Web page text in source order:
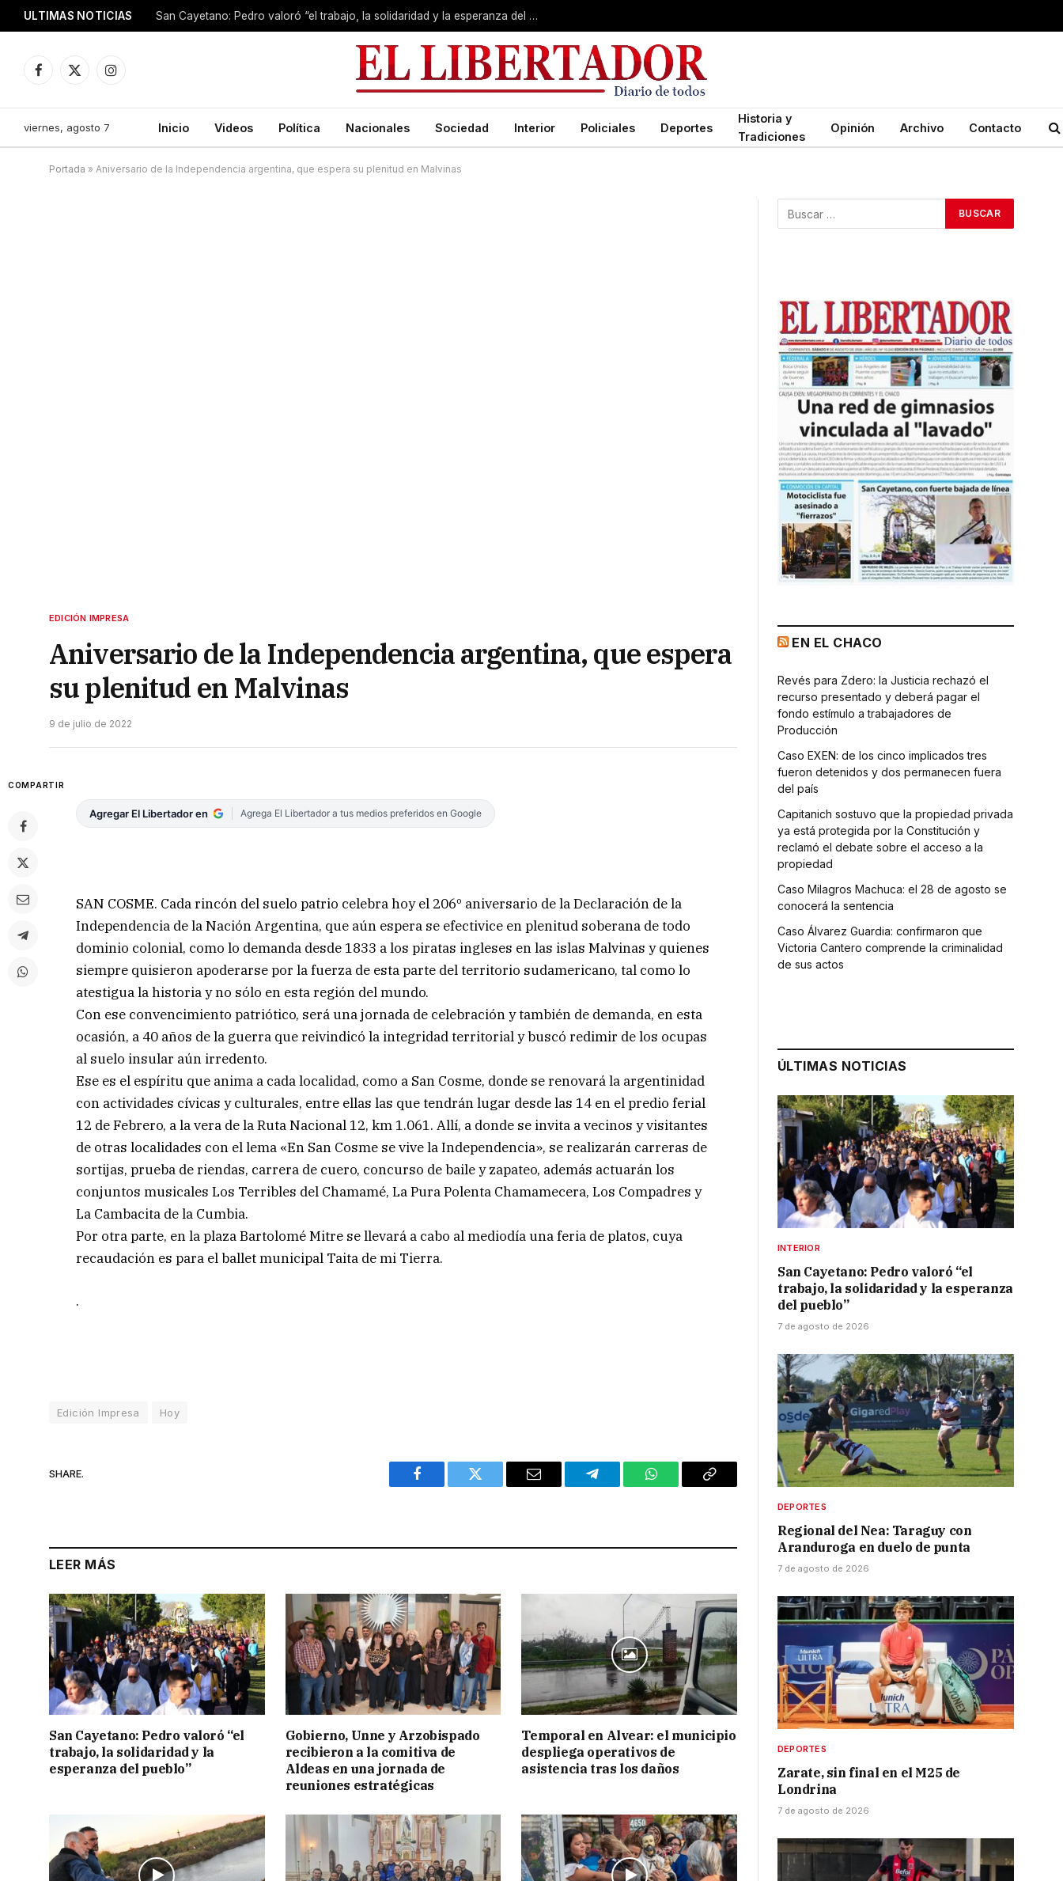
ULTIMAS NOTICIAS San Cayetano: Pedro valoró “el trabajo, la solidaridad y la esperanza del pueblo”
Facebook
X
Instagram
viernes, agosto 7 Inicio Videos Política Nacionales Sociedad Interior Policiales Deportes
Historia y
Tradiciones
Opinión Archivo Contacto
Portada » Aniversario de la Independencia argentina, que espera su plenitud en Malvinas
EDICIÓN IMPRESA
Aniversario de la Independencia argentina, que espera
su plenitud en Malvinas
9 de julio de 2022
COMPARTIR
Agregar El Libertador en Agrega El Libertador a tus medios preferidos en Google
SAN COSME. Cada rincón del suelo patrio celebra hoy el 206º aniversario de la Declaración de la
Independencia de la Nación Argentina, que aún espera se efectivice en plenitud soberana de todo
dominio colonial, como lo demanda desde 1833 a los piratas ingleses en las islas Malvinas y quienes
siempre quisieron apoderarse por la fuerza de esta parte del territorio sudamericano, tal como lo
atestigua la historia y no sólo en esta región del mundo.
Con ese convencimiento patriótico, será una jornada de celebración y también de demanda, en esta
ocasión, a 40 años de la guerra que reivindicó la integridad territorial y buscó redimir de los ocupas
al suelo insular aún irredento.
Ese es el espíritu que anima a cada localidad, como a San Cosme, donde se renovará la argentinidad
con actividades cívicas y culturales, entre ellas las que tendrán lugar desde las 14 en el predio ferial
12 de Febrero, a la vera de la Ruta Nacional 12, km 1.061. Allí, a donde se invita a vecinos y visitantes
de otras localidades con el lema «En San Cosme se vive la Independencia», se realizarán carreras de
sortijas, prueba de riendas, carrera de cuero, concurso de baile y zapateo, además actuarán los
conjuntos musicales Los Terribles del Chamamé, La Pura Polenta Chamamecera, Los Compadres y
La Cambacita de la Cumbia.
Por otra parte, en la plaza Bartolomé Mitre se llevará a cabo al mediodía una feria de platos, cuya
recaudación es para el ballet municipal Taita de mi Tierra.
.
Edición Impresa Hoy
SHARE.
Facebook Twitter Email Telegram WhatsAppCopy
LEER MÁS
San Cayetano: Pedro valoró “el
trabajo, la solidaridad y la
esperanza del pueblo”
Gobierno, Unne y Arzobispado
recibieron a la comitiva de
Aldeas en una jornada de
reuniones estratégicas
Temporal en Alvear: el municipio
despliega operativos de
asistencia tras los daños
EN EL CHACO
Revés para Zdero: la Justicia rechazó el
recurso presentado y deberá pagar el
fondo estímulo a trabajadores de
Producción
Caso EXEN: de los cinco implicados tres
fueron detenidos y dos permanecen fuera
del país
Capitanich sostuvo que la propiedad privada
ya está protegida por la Constitución y
reclamó el debate sobre el acceso a la
propiedad
Caso Milagros Machuca: el 28 de agosto se
conocerá la sentencia
Caso Álvarez Guardia: confirmaron que
Victoria Cantero comprende la criminalidad
de sus actos
ÚLTIMAS NOTICIAS
INTERIOR
San Cayetano: Pedro valoró “el
trabajo, la solidaridad y la esperanza
del pueblo”
7 de agosto de 2026
DEPORTES
Regional del Nea: Taraguy con
Aranduroga en duelo de punta
7 de agosto de 2026
DEPORTES
Zarate, sin final en el M25 de
Londrina
7 de agosto de 2026